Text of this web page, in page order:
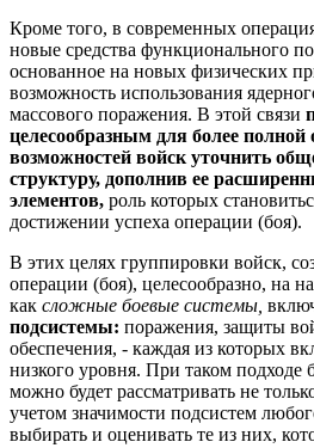
Кроме того, в современных
новые средства функционального
основанное на новых физических
возможность использования
массового поражения. В этой связи
целесообразным для более
возможностей войск уточнить
структуру, дополнив ее
элементов, роль которых
достижении успеха операции (боя).
В этих целях группировки войск,
операции (боя), целесообразно, на
как сложные боевые системы,
подсистемы: поражения, защиты
обеспечения, - каждая из которых
низкого уровня. При таком подходе
можно будет рассматривать не
учетом значимости подсистем
выбирать и оценивать те из них,